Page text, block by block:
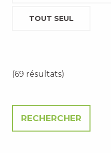
TOUT SEUL
(69 résultats)